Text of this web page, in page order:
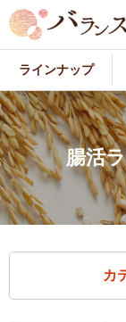
ラインナップ
腸活
カ